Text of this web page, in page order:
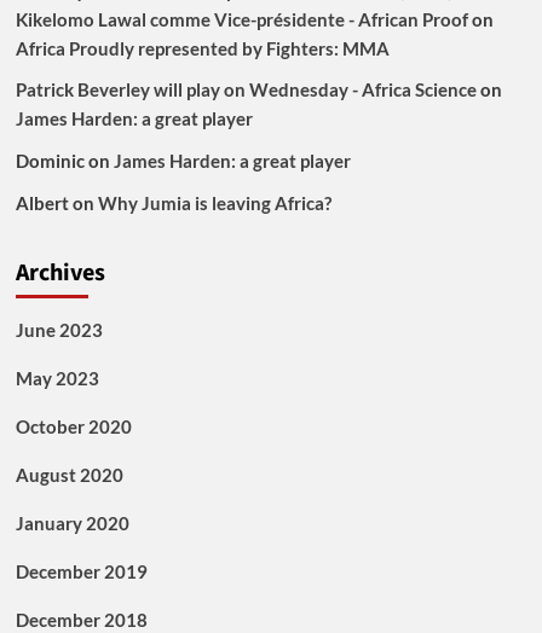
Kikelomo Lawal comme Vice-présidente - African Proofon
Africa Proudly represented by Fighters: MMA
Patrick Beverley will play on Wednesday - Africa Scienceon
James Harden: a great player
Dominicon James Harden: a great player
Alberton Why Jumia is leaving Africa?
Archives
June 2023
May 2023
October 2020
August 2020
January 2020
December 2019
December 2018